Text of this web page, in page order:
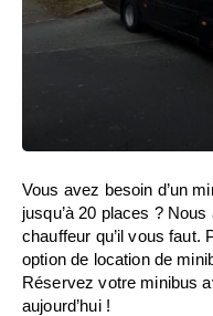
Vous avez besoin d’un
jusqu’à 20 places ?
chauffeur qu’il vous faut.
option de location de
Réservez votre minibus
aujourd’hui !